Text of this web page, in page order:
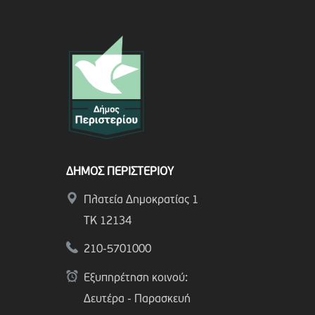
ΔΗΜΟΣ ΠΕΡΙΣΤΕΡΙΟΥ
Πλατεία Δημοκρατίας 1
ΤΚ 12134
210-5701000
Εξυπηρέτηση κοινού:
Δευτέρα - Παρασκευή